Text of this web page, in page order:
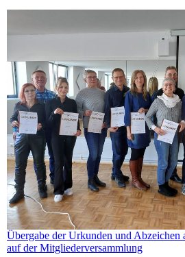
Übergabe der Urkunden und Abzeichen
auf der Mitgliederversammlung